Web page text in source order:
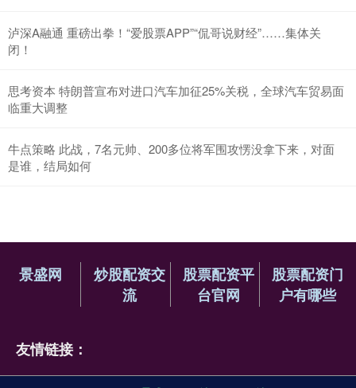
泸深A融通 重磅出拳！“爱股票APP”“侃哥说财经”……集体关
闭！
思考资本 特朗普宣布对进口汽车加征25%关税，全球汽车贸易面
临重大调整
牛点策略 此战，7名元帅、200多位将军围攻愣没拿下来，对面
是谁，结局如何
景盛网
炒股配资交
流
股票配资平
台官网
股票配资门
户有哪些
友情链接：